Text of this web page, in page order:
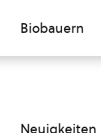
Biobauern
Neuigkeiten